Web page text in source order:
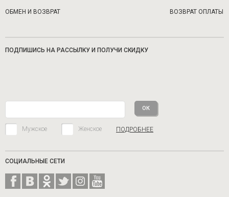
ОБМЕН И ВОЗВРАТ ВОЗВРАТ ОПЛАТЫ
ПОДПИШИСЬ НА РАССЫЛКУ И ПОЛУЧИ СКИДКУ
Мужское Женское ПОДРОБНЕЕ
СОЦИАЛЬНЫЕ СЕТИ